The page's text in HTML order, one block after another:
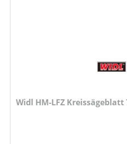
Widl HM-LFZ Kreissägeblatt